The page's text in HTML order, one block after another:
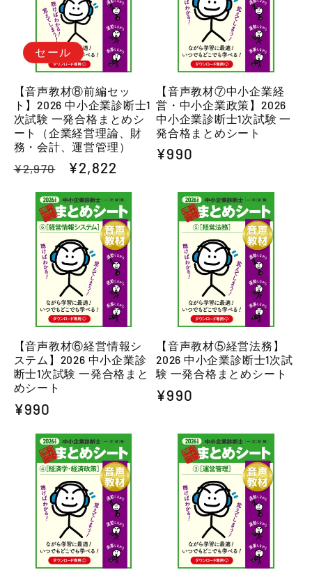
セール
【音声教材⑧前編セッ
ト】2026 中小企業診断士1
次試験 一発合格まとめシ
ート（企業経営理論、財
務・会計、運営管理）
通
¥2,970
セ
ル
価
格
¥2,822
【音声教材⑦中小企業経
営・中小企業政策】2026
中小企業診断士1次試験 一
発合格まとめシート
通
¥990
【音声教材⑥経営情報シ
ステム】2026 中小企業診
断士1次試験 一発合格まと
めシート
通
¥990
【音声教材⑤経営法務】
2026 中小企業診断士1次試
験 一発合格まとめシート
通
¥990